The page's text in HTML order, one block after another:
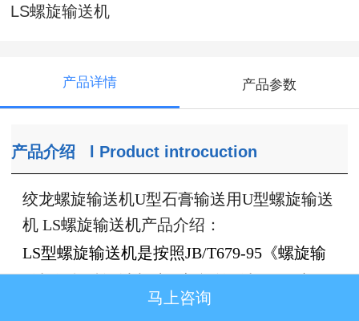
LS螺旋输送机
产品详情 产品参数
产品介绍 Product introcuction
绞龙螺旋输送机U型石膏输送用U型螺旋输送
机 LS螺旋输送机产品介绍：
LS型螺旋输送机是按照JB/T679-95《螺旋输
龙，是矿产、饲料、粮油、建筑业中用途较
马上咨询